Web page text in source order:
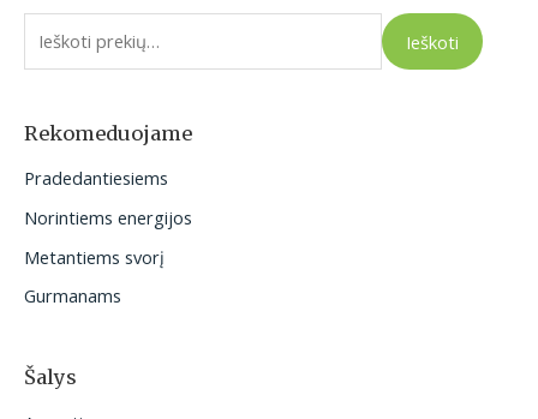
e
o
:
Ieškoti
Rekomeduojame
Pradedantiesiems
Norintiems energijos
Metantiems svorį
Gurmanams
Šalys